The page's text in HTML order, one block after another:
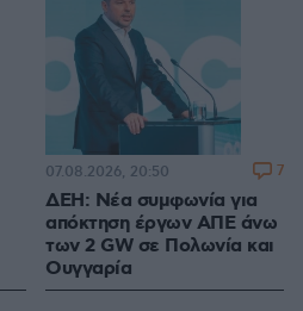
ΔΕΗ: Νέα συμφωνία για
απόκτηση έργων ΑΠΕ άνω
των 2 GW σε Πολωνία και
Ουγγαρία
07.08.2026, 20:50 7